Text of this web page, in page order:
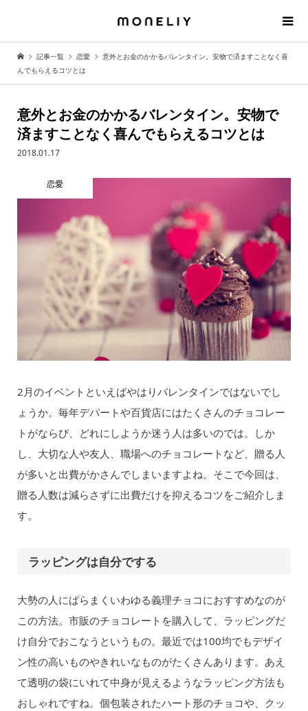
記事一覧 恋愛
意外とお金のかかるバレンタイン。安物で済ますことなく喜
んでもらえるコツとは
意外とお金のかかるバレンタイン。安物で
済ますことなく喜んでもらえるコツとは
2018.01.17
恋愛
2月のイベントといえばやはりバレンタインではないでし
ょうか。毎年デパートや百貨店にはたくさんのチョコレー
トがならび、どれにしようか迷う人は多いのでは。しか
し、大切な人や友人、職場へのチョコレートなど、贈る人
が多いと出費がかさんでしまいますよね。そこで今回は、
贈る人数は減らさずに出費だけを抑えるコツをご紹介しま
す。
ラッピングは自分でする
大勢の人にばらまくいわゆる義理チョコにおすすめなのが
この方法。市販のチョコレートを購入して、ラッピングだ
け自分でおこなうというもの。最近では100均でもデザイ
ン性の高いものやきれいなものがたくさんあります。あえ
て透明の袋にいれて中身が見えるようなラッピング方法も
おしゃれですね。個包装されたハート形のチョコや、クッ